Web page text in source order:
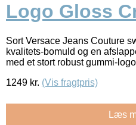
Logo Gloss
Sort Versace Jeans Couture
kvalitets-bomuld og en
med et stort robust gummi-
1249 kr. (Vis fragtpris)
Læs